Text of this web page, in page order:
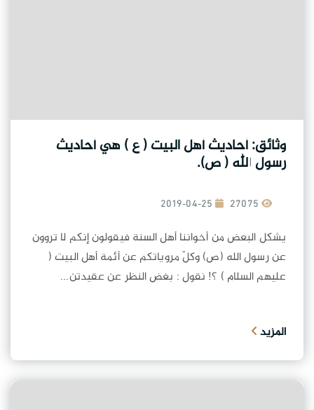
وثائق: أحاديث أهل البيت ( ع ) هي أحاديث
رسول الله ( ص).
2019-04-25
يشكل البعض من أخواننا أهل السنة فيقولون إنكم لا تروون
عن رسول الله (ص) وكلّ مروياتكم عن أئمة أهل البيت (
عليهم السلام ) ؟! نقول : بغض النظر عن عقيدتن...
المزيد